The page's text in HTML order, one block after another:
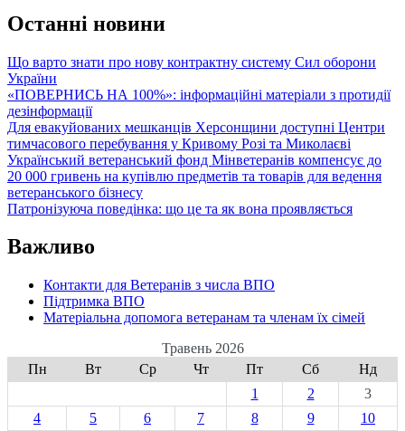
Останні новини
Що варто знати про нову контрактну систему Сил оборони
України
«ПОВЕРНИСЬ НА 100%»: інформаційні матеріали з протидії
дезінформації
Для евакуйованих мешканців Херсонщини доступні Центри
тимчасового перебування у Кривому Розі та Миколаєві
Український ветеранський фонд Мінветеранів компенсує до
20 000 гривень на купівлю предметів та товарів для ведення
ветеранського бізнесу
Патронізуюча поведінка: що це та як вона проявляється
Важливо
Контакти для Ветеранів з числа ВПО
Підтримка ВПО
Матеріальна допомога ветеранам та членам їх сімей
Травень 2026
Пн
Вт Ср Чт Пт Сб
Нд
1
2
3
4
5 6 7 8 9
10